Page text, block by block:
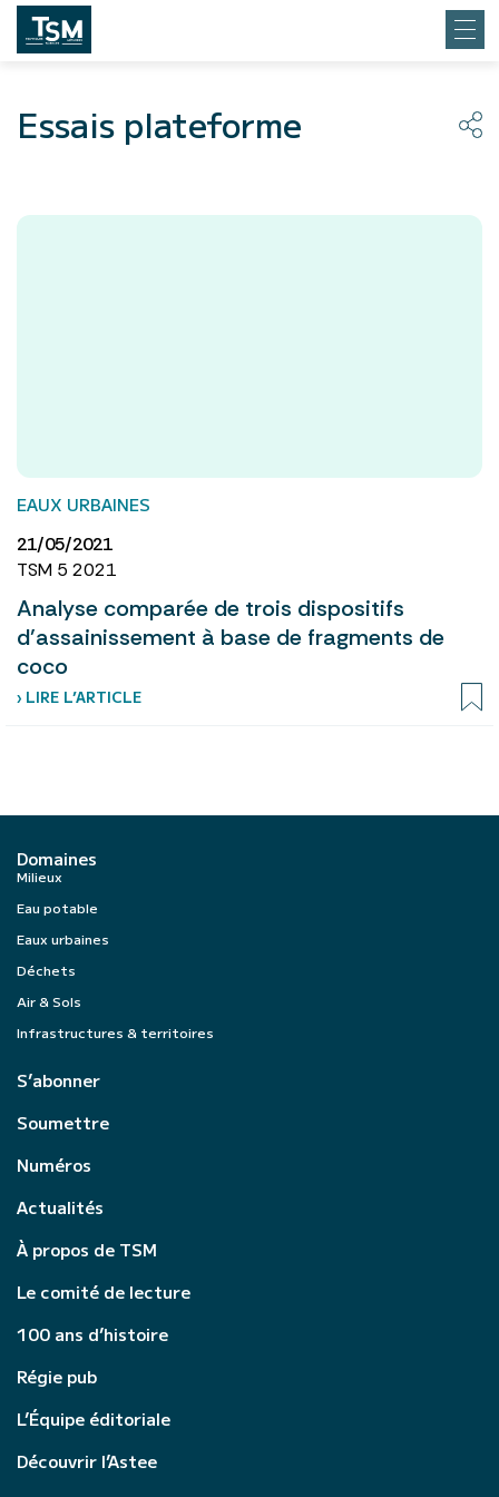
Essais plateforme
EAUX URBAINES
21/05/2021
TSM 5 2021
Analyse comparée de trois dispositifs
d’assainissement à base de fragments de
coco
› LIRE L’ARTICLE
Domaines
Milieux
Eau potable
Eaux urbaines
Déchets
Air & Sols
Infrastructures & territoires
S’abonner
Soumettre
Numéros
Actualités
À propos de TSM
Le comité de lecture
100 ans d’histoire
Régie pub
L’Équipe éditoriale
Découvrir l’Astee